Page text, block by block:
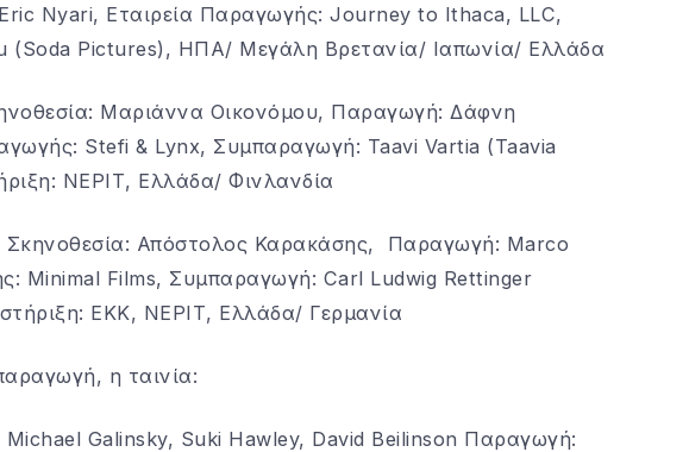
Nyari, Εταιρεία Παραγωγής: Journey to Ithaca, LLC,
(Soda Pictures), ΗΠΑ/ Μεγάλη Βρετανία/ Ιαπωνία/ Ελλάδα
Μαριάννα Οικονόμου, Παραγωγή: Δάφνη
Stefi & Lynx, Συμπαραγωγή: Taavi Vartia (Taavia
ΝΕΡΙΤ, Ελλάδα/ Φινλανδία
Σκηνοθεσία: Απόστολος Καρακάσης, Παραγωγή: Marco
Minimal Films, Συμπαραγωγή: Carl Ludwig Rettinger
ΕΚΚ, ΝΕΡΙΤ, Ελλάδα/ Γερμανία
η ταινία:
Galinsky, Suki Hawley, David Beilinson Παραγωγή: